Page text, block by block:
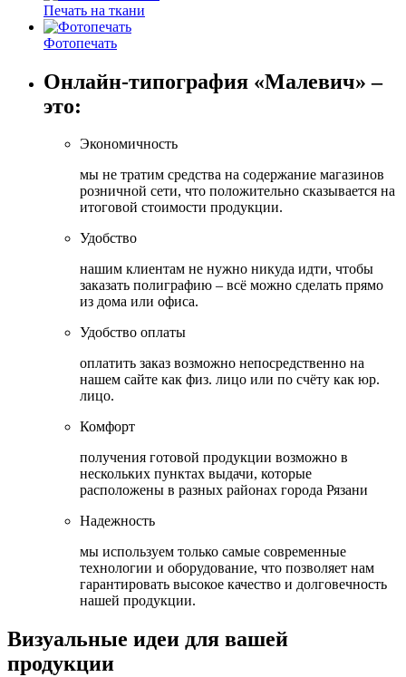
Печать на ткани
Фотопечать
Онлайн-типография «Малевич» –
это:
Экономичность
мы не тратим средства на содержание магазинов
розничной сети, что положительно сказывается на
итоговой стоимости продукции.
Удобство
нашим клиентам не нужно никуда идти, чтобы
заказать полиграфию – всё можно сделать прямо
из дома или офиса.
Удобство оплаты
оплатить заказ возможно непосредственно на
нашем сайте как физ. лицо или по счёту как юр.
лицо.
Комфорт
получения готовой продукции возможно в
нескольких пунктах выдачи, которые
расположены в разных районах города Рязани
Надежность
мы используем только самые современные
технологии и оборудование, что позволяет нам
гарантировать высокое качество и долговечность
нашей продукции.
Визуальные идеи для вашей
продукции